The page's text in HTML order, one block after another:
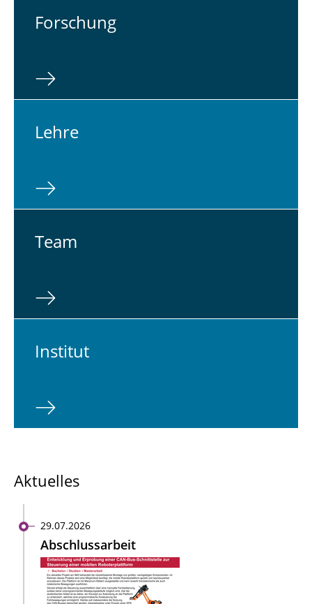
For­schung
Lehre
Team
In­sti­tut
Aktuelles
29.07.2026
Abschlussarbeit